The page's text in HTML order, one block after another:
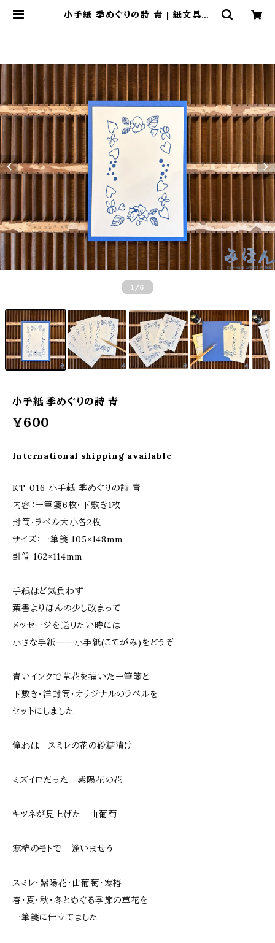
小手紙 季めぐりの詩 青 | 紙文具拵
1 /6
小手紙 季めぐりの詩 青
¥600
International shipping available
KT-016 小手紙 季めぐりの詩 青
内容：一筆箋6枚・下敷き1枚
封筒・ラベル大小各2枚
サイズ：一筆箋 105×148mm
封筒 162×114mm
手紙ほど気負わず
葉書よりほんの少し改まって
メッセージを送りたい時には
小さな手紙――小手紙(こてがみ)をどうぞ
青いインクで草花を描いた一筆箋と
下敷き・洋封筒・オリジナルのラベルを
セットにしました
憧れは スミレの花の砂糖漬け
ミズイロだった 紫陽花の花
キツネが見上げた 山葡萄
寒椿のモトで 逢いませう
スミレ・紫陽花・山葡萄・寒椿
春・夏・秋・冬とめぐる季節の草花を
一筆箋に仕立てました